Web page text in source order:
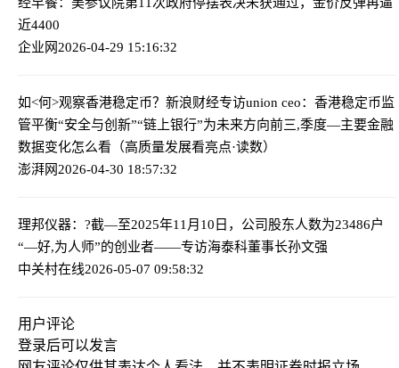
近4400
企业网2026-04-29 15:16:32
如<何>观察香港稳定币？新浪财经专访union ceo：香港稳定币监
管平衡“安全与创新”“链上银行”为未来方向前三,季度—主要金融
数据变化怎么看（高质量发展看亮点·读数）
澎湃网2026-04-30 18:57:32
理邦仪器：?截—至2025年11月10日，公司股东人数为23486户
“—好,为人师”的创业者——专访海泰科董事长孙文强
中关村在线2026-05-07 09:58:32
用户评论
登录后可以发言